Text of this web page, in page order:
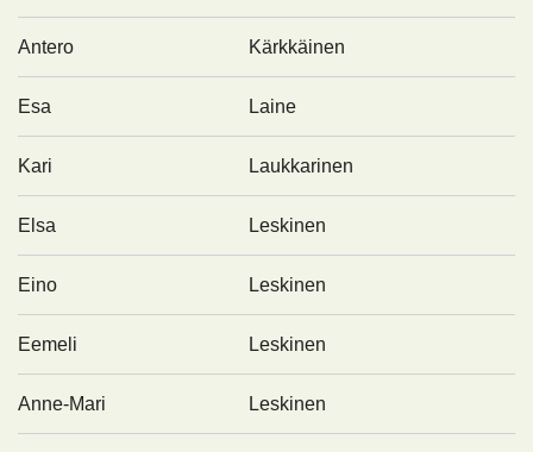
Antero Kärkkäinen
Esa Laine
Kari Laukkarinen
Elsa Leskinen
Eino Leskinen
Eemeli Leskinen
Anne-Mari Leskinen